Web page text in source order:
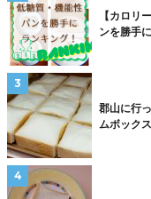
【カロリ
ンを勝手
郡山に行
ムボック